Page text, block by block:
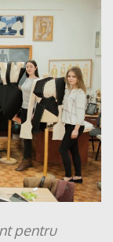
pentru